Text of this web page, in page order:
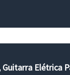
Elétrica